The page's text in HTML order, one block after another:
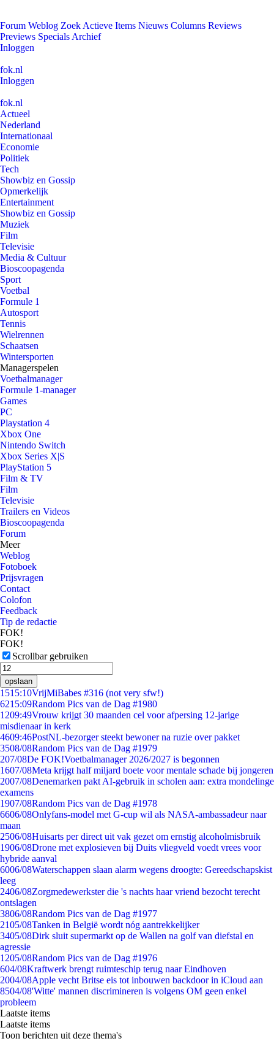
Forum Weblog Zoek Actieve Items Nieuws Columns Reviews
Previews Specials Archief
Inloggen
fok.nl
Inloggen
fok.nl
Actueel
Nederland
Internationaal
Economie
Politiek
Tech
Showbiz en Gossip
Opmerkelijk
Entertainment
Showbiz en Gossip
Muziek
Film
Televisie
Media & Cultuur
Bioscoopagenda
Sport
Voetbal
Formule 1
Autosport
Tennis
Wielrennen
Schaatsen
Wintersporten
Managerspelen
Voetbalmanager
Formule 1-manager
Games
PC
Playstation 4
Xbox One
Nintendo Switch
Xbox Series X|S
PlayStation 5
Film & TV
Film
Televisie
Trailers en Videos
Bioscoopagenda
Forum
Meer
Weblog
Fotoboek
Prijsvragen
Contact
Colofon
Feedback
Tip de redactie
FOK!
FOK!
Scrollbar gebruiken
opslaan
1515:10VrijMiBabes #316 (not very sfw!)
6215:09Random Pics van de Dag #1980
1209:49Vrouw krijgt 30 maanden cel voor afpersing 12-jarige
misdienaar in kerk
4609:46PostNL-bezorger steekt bewoner na ruzie over pakket
3508/08Random Pics van de Dag #1979
207/08De FOK!Voetbalmanager 2026/2027 is begonnen
1607/08Meta krijgt half miljard boete voor mentale schade bij jongeren
2007/08Denemarken pakt AI-gebruik in scholen aan: extra mondelinge
examens
1907/08Random Pics van de Dag #1978
6606/08Onlyfans-model met G-cup wil als NASA-ambassadeur naar
maan
2506/08Huisarts per direct uit vak gezet om ernstig alcoholmisbruik
1906/08Drone met explosieven bij Duits vliegveld voedt vrees voor
hybride aanval
6006/08Waterschappen slaan alarm wegens droogte: Gereedschapskist
leeg
2406/08Zorgmedewerkster die 's nachts haar vriend bezocht terecht
ontslagen
3806/08Random Pics van de Dag #1977
2105/08Tanken in België wordt nóg aantrekkelijker
3405/08Dirk sluit supermarkt op de Wallen na golf van diefstal en
agressie
1205/08Random Pics van de Dag #1976
604/08Kraftwerk brengt ruimteschip terug naar Eindhoven
2004/08Apple vecht Britse eis tot inbouwen backdoor in iCloud aan
8504/08'Witte' mannen discrimineren is volgens OM geen enkel
probleem
Laatste items
Laatste items
Toon berichten uit deze thema's